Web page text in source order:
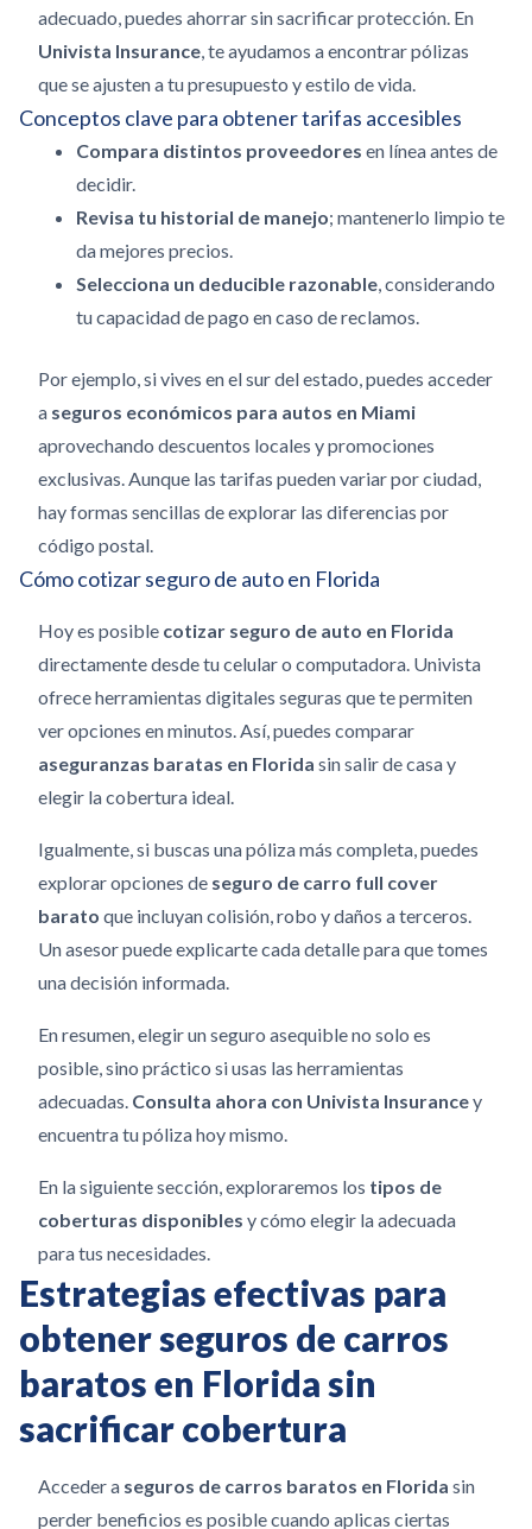
adecuado, puedes ahorrar sin sacrificar protección. En
Univista Insurance, te ayudamos a encontrar pólizas
que se ajusten a tu presupuesto y estilo de vida.
Conceptos clave para obtener tarifas accesibles
Compara distintos proveedores en línea antes de
decidir.
Revisa tu historial de manejo; mantenerlo limpio te
da mejores precios.
Selecciona un deducible razonable, considerando
tu capacidad de pago en caso de reclamos.
Por ejemplo, si vives en el sur del estado, puedes acceder
a seguros económicos para autos en Miami
aprovechando descuentos locales y promociones
exclusivas. Aunque las tarifas pueden variar por ciudad,
hay formas sencillas de explorar las diferencias por
código postal.
Cómo cotizar seguro de auto en Florida
Hoy es posible cotizar seguro de auto en Florida
directamente desde tu celular o computadora. Univista
ofrece herramientas digitales seguras que te permiten
ver opciones en minutos. Así, puedes comparar
aseguranzas baratas en Florida sin salir de casa y
elegir la cobertura ideal.
Igualmente, si buscas una póliza más completa, puedes
explorar opciones de seguro de carro full cover
barato que incluyan colisión, robo y daños a terceros.
Un asesor puede explicarte cada detalle para que tomes
una decisión informada.
En resumen, elegir un seguro asequible no solo es
posible, sino práctico si usas las herramientas
adecuadas. Consulta ahora con Univista Insurancey
encuentra tu póliza hoy mismo.
En la siguiente sección, exploraremos los tipos de
coberturas disponibles y cómo elegir la adecuada
para tus necesidades.
Estrategias efectivas para
obtener seguros de carros
baratos en Florida sin
sacrificar cobertura
Acceder a seguros de carros baratos en Florida sin
perder beneficios es posible cuando aplicas ciertas